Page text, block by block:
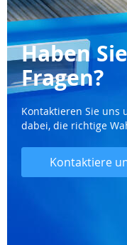
Haben
Fragen?
Kontaktieren Sie uns
dabei, die richtige
Kontaktiere